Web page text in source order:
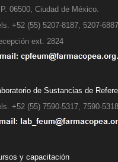
06500, Ciudad de México.
+52 (55) 5207-8187, 5207-6887
ext. 2824
de Sustancias de
+52 (55) 7590-5317, 7590-5318
y capacitación